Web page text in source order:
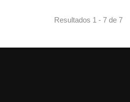
Resultados 1 - 7 de 7